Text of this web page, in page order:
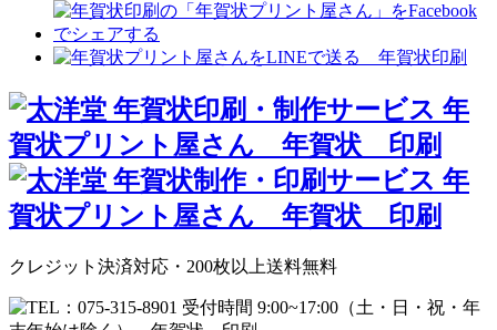
クレジット決済対応・200枚以上送料無料